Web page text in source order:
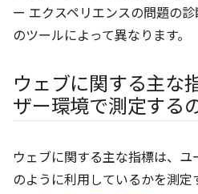
ー エクスペリエンスの問題の
のツールによって異なります。
ウェブに関する主な
ザー環境で測定する
ウェブに関する主な指標は、
のように利用しているかを測